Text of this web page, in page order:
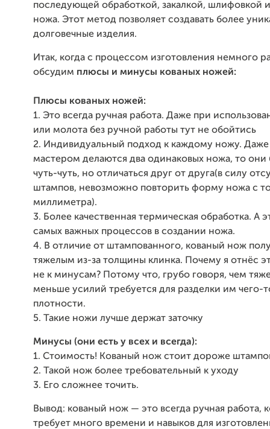
последующей обработкой, закалкой, шлифовкой
ножа. Этот метод позволяет создавать более
долговечные изделия.
Итак, когда с процессом изготовления немного
обсудим плюсы и минусы кованых ножей:
Плюсы кованых ножей:
1. Это всегда ручная работа. Даже при
или молота без ручной работы тут не обойтись
2. Индивидуальный подход к каждому ножу.
мастером делаются два одинаковых ножа, то они
чуть-чуть, но отличаться друг от друга(в силу
штампов, невозможно повторить форму ножа с
миллиметра).
3. Более качественная термическая обработка. А
самых важных процессов в создании ножа.
4. В отличие от штампованного, кованый нож
тяжелым из-за толщины клинка. Почему я отнёс
не к минусам? Потому что, грубо говоря, чем
меньше усилий требуется для разделки им чего-
плотности.
5. Такие ножи лучше держат заточку
Минусы (они есть у всех и всегда):
1. Стоимость! Кованый нож стоит дороже
2. Такой нож более требовательный к уходу
3. Его сложнее точить.
Вывод: кованый нож — это всегда ручная работа,
требует много времени и навыков для